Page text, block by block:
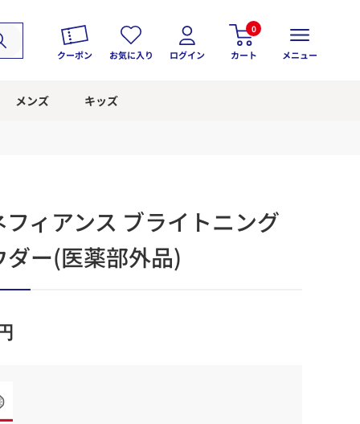
クーポン お気に入り ログイン
0
カート メニュー
メンズ キッズ
ィアンス ブライトニング
ー(医薬部外品)